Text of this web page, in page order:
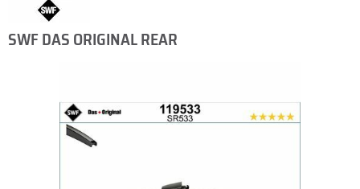
SWF DAS ORIGINAL REAR